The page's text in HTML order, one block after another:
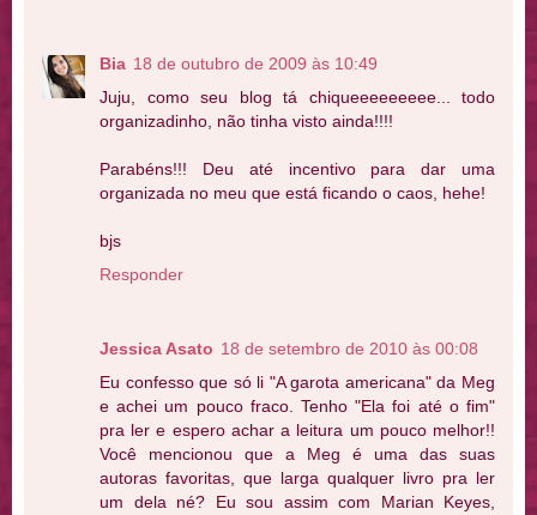
Bia 18 de outubro de 2009 às 10:49
Juju, como seu blog tá chiqueeeeeeeee... todo
organizadinho, não tinha visto ainda!!!!
Parabéns!!! Deu até incentivo para dar uma
organizada no meu que está ficando o caos, hehe!
bjs
Responder
Jessica Asato 18 de setembro de 2010 às 00:08
Eu confesso que só li "A garota americana" da Meg
e achei um pouco fraco. Tenho "Ela foi até o fim"
pra ler e espero achar a leitura um pouco melhor!!
Você mencionou que a Meg é uma das suas
autoras favoritas, que larga qualquer livro pra ler
um dela né? Eu sou assim com Marian Keyes,